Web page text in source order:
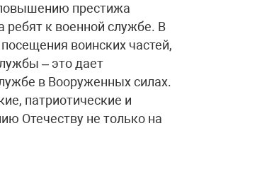
престижа
ребят к военной службе. В
воинских частей,
– это дает
в Вооруженных силах.
патриотические и
Отечеству не только на